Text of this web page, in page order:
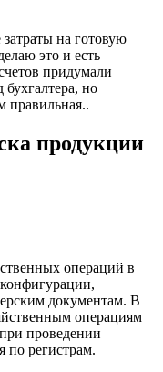
на готовую
это и есть
придумали
бухгалтера, но
правильная..
продукции
операций в
документам. В
операциям
проведении
по регистрам.